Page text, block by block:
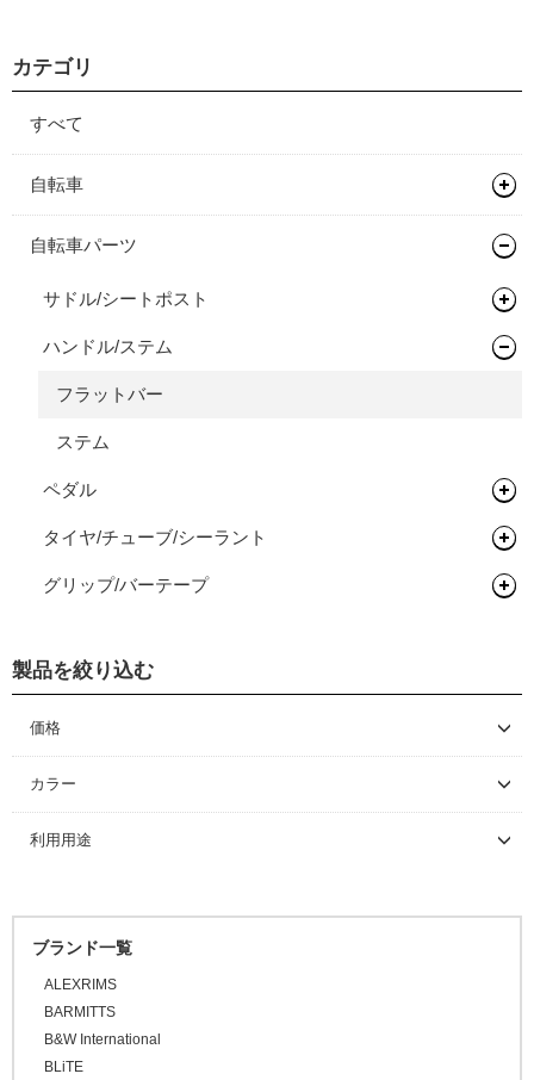
カテゴリ
すべて
自転車
マウンテンバイク
自転車パーツ
サドル/シートポスト
サドル
ハンドル/ステム
フラットバー
ステム
ペダル
フラットペダル
ビンディングペダル
タイヤ/チューブ/シーラント
MTBタイヤ（クリンチャー）
グリップ/バーテープ
製品を絞り込む
価格
～ \5,000
\5,001 ～ 10,000
\10,001 ～ 20,000
\30,001 ～ 50,000
\50,001 ～
カラー
利用用途
ブランド一覧
ALEXRIMS
BARMITTS
B&W International
BLiTE